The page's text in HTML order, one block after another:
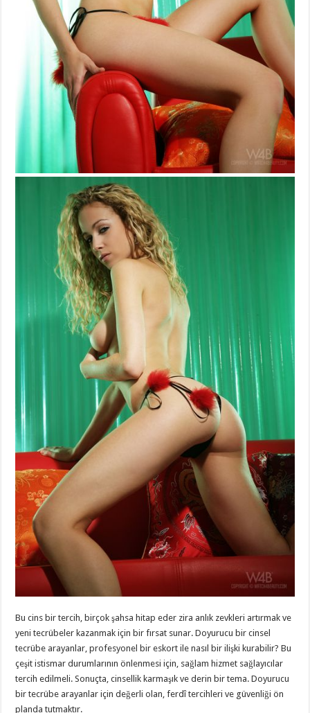
Bu cins bir tercih, birçok şahsa hitap eder zira anlık zevkleri artırmak ve
yeni tecrübeler kazanmak için bir fırsat sunar. Doyurucu bir cinsel
tecrübe arayanlar, profesyonel bir eskort ile nasıl bir ilişki kurabilir? Bu
çeşit istismar durumlarının önlenmesi için, sağlam hizmet sağlayıcılar
tercih edilmeli. Sonuçta, cinsellik karmaşık ve derin bir tema. Doyurucu
bir tecrübe arayanlar için değerli olan, ferdî tercihleri ve güvenliği ön
planda tutmaktır.